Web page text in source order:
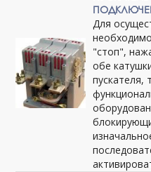
Для
"стоп",
обе
пускателя,